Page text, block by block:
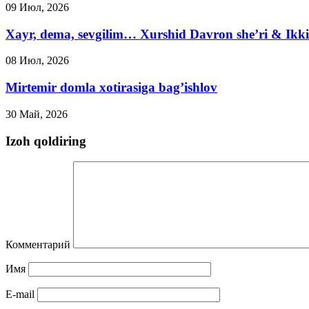
09 Июл, 2026
Xayr, dema, sevgilim… Xurshid Davron she’ri & Ikki
08 Июл, 2026
Mirtemir domla xotirasiga bag’ishlov
30 Май, 2026
Izoh qoldiring
Комментарий
Имя
E-mail